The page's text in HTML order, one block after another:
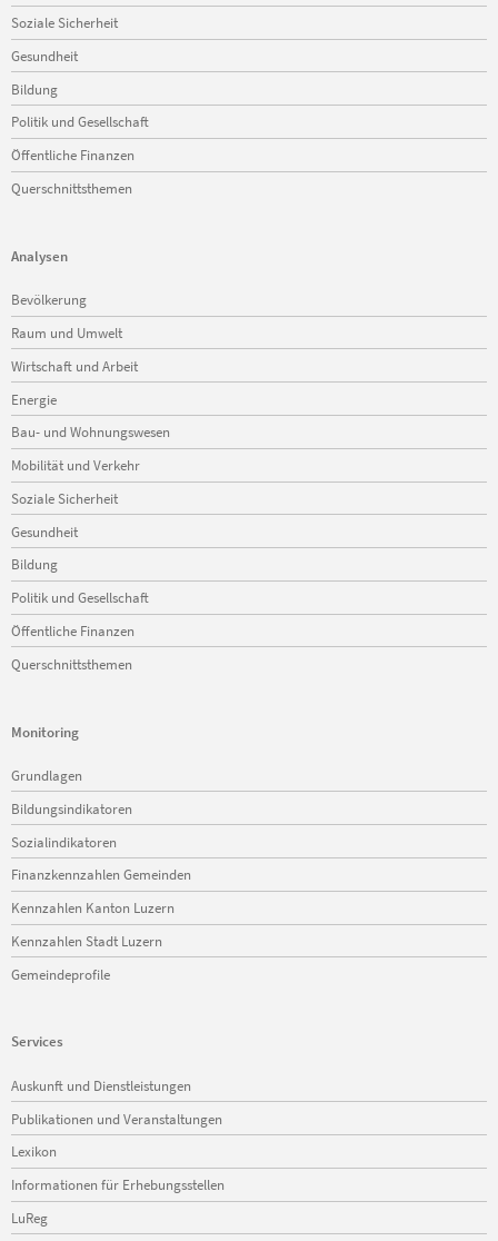
Soziale Sicherheit
Gesundheit
Bildung
Politik und Gesellschaft
Öffentliche Finanzen
Querschnittsthemen
Analysen
Navigation
überspringen
Bevölkerung
Raum und Umwelt
Wirtschaft und Arbeit
Energie
Bau- und Wohnungswesen
Mobilität und Verkehr
Soziale Sicherheit
Gesundheit
Bildung
Politik und Gesellschaft
Öffentliche Finanzen
Querschnittsthemen
Monitoring
Navigation
überspringen
Grundlagen
Bildungsindikatoren
Sozialindikatoren
Finanzkennzahlen Gemeinden
Kennzahlen Kanton Luzern
Kennzahlen Stadt Luzern
Gemeindeprofile
Services
Navigation
überspringen
Auskunft und Dienstleistungen
Publikationen und Veranstaltungen
Lexikon
Informationen für Erhebungsstellen
LuReg